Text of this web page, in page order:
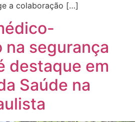
a colaboração […]
segurança
destaque em
Saúde na